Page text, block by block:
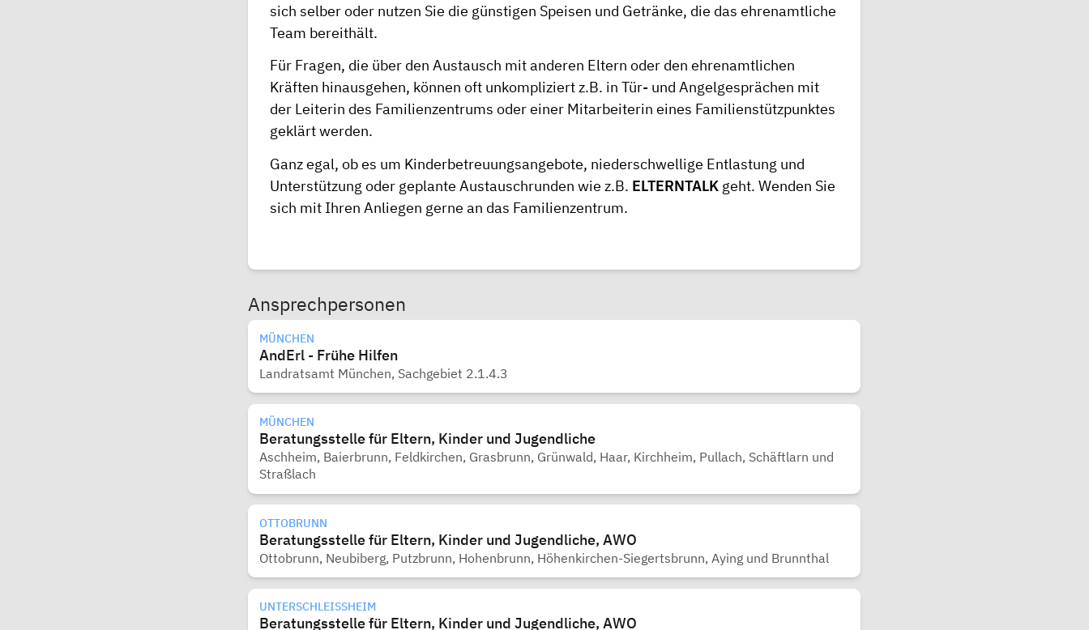
sich selber oder nutzen Sie die günstigen Speisen und Getränke, die das ehrenamtliche
Team bereithält.
Für Fragen, die über den Austausch mit anderen Eltern oder den ehrenamtlichen
Kräften hinausgehen, können oft unkompliziert z.B. in Tür- und Angelgesprächen mit
der Leiterin des Familienzentrums oder einer Mitarbeiterin eines Familienstützpunktes
geklärt werden.
Ganz egal, ob es um Kinderbetreuungsangebote, niederschwellige Entlastung und
Unterstützung oder geplante Austauschrunden wie z.B. ELTERNTALK geht. Wenden Sie
sich mit Ihren Anliegen gerne an das Familienzentrum.
Ansprechpersonen
MÜNCHEN
AndErl - Frühe Hilfen
Landratsamt München, Sachgebiet 2.1.4.3
MÜNCHEN
Beratungsstelle für Eltern, Kinder und Jugendliche
Aschheim, Baierbrunn, Feldkirchen, Grasbrunn, Grünwald, Haar, Kirchheim, Pullach, Schäftlarn und
Straßlach
OTTOBRUNN
Beratungsstelle für Eltern, Kinder und Jugendliche, AWO
Ottobrunn, Neubiberg, Putzbrunn, Hohenbrunn, Höhenkirchen-Siegertsbrunn, Aying und Brunnthal
UNTERSCHLEISSHEIM
Beratungsstelle für Eltern, Kinder und Jugendliche, AWO